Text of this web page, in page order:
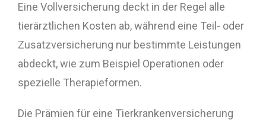
Eine Vollversicherung deckt in der Regel alle
tierärztlichen Kosten ab, während eine Teil- oder
Zusatzversicherung nur bestimmte Leistungen
abdeckt, wie zum Beispiel Operationen oder
spezielle Therapieformen.
Die Prämien für eine Tierkrankenversicherung